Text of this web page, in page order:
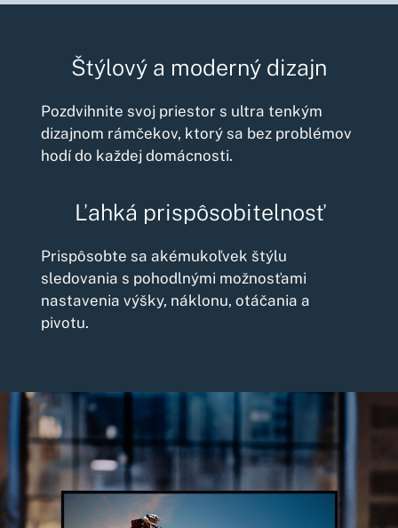
Štýlový a moderný dizajn
Pozdvihnite svoj priestor s ultra tenkým
dizajnom rámčekov, ktorý sa bez problémov
hodí do každej domácnosti.
Ľahká prispôsobitelnosť
Prispôsobte sa akémukoľvek štýlu
sledovania s pohodlnými možnosťami
nastavenia výšky, náklonu, otáčania a
pivotu.